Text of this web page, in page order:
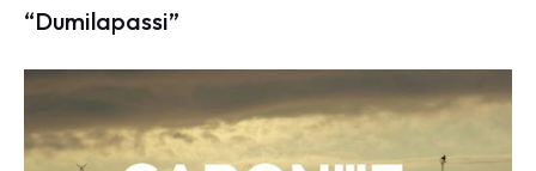
“Dumilapassi”